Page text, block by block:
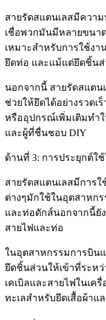
สายรัดสแตนเลสมีควา
เชื่อพวกมันมีหลายขนา
เหมาะสำหรับการใช้ง
ยึดท่อ และแม้แต่ยึดชิ้นส่
นอกจากนี้ สายรัดสแตน
ช่วยให้ยึดได้อย่างรวดเ
หรืออุปกรณ์เพิ่มเติมทำ
และผู้ที่ชื่นชอบ DIY
ด้านที่ 3: การประยุกต์ใ
สายรัดสแตนเลสมีการ
ต่างๆมักใช้ในอุตสาหกร
และท่อดักส์นอกจากนี้ยั
สายไฟและท่อ
ในอุตสาหกรรมการบิน
ยึดชิ้นส่วนให้เข้าที่ระห
เคเบิลและสายไฟในเค
ทะเลสำหรับยึดเสื้อผ้าแ